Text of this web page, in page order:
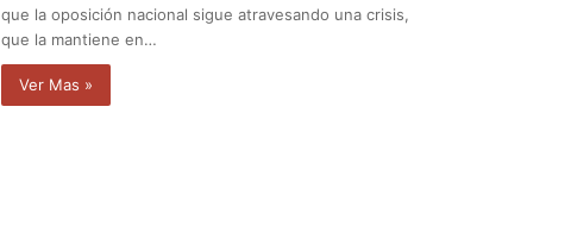
que la oposición nacional sigue atravesando una crisis,
que la mantiene en…
Ver Mas »